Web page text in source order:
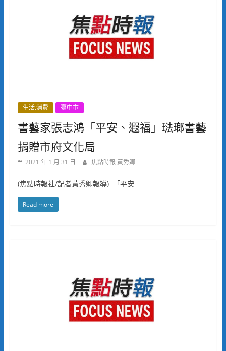
生活.消費 臺中市
書藝家張志鴻「平安、遐福」琺瑯書藝
捐贈市府文化局
2021 年 1 月 31 日 焦點時報 黃秀卿
(焦點時報社/記者黃秀卿報導) 「平安
Read more